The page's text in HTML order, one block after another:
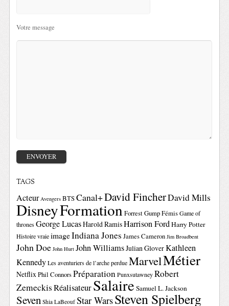
Votre message
TAGS
Acteur Avengers BTSCanal+David FincherDavid Mills
DisneyFormationForrest GumpFémis Game of
thrones George LucasHarold RamisHarrison FordHarry Potter
Histoire vraie imageIndiana Jones James Cameron Jim Broadbent
John Doe John Hurt John WilliamsJulian GloverKathleen
Kennedy Les aventuriers de l’arche perdue MarvelMétier
NetflixPhil ConnorsPréparation Punxsutawney Robert
ZemeckisRéalisateurSalaire Samuel L. Jackson
Seven Shia LaBeouf Star WarsSteven Spielberg